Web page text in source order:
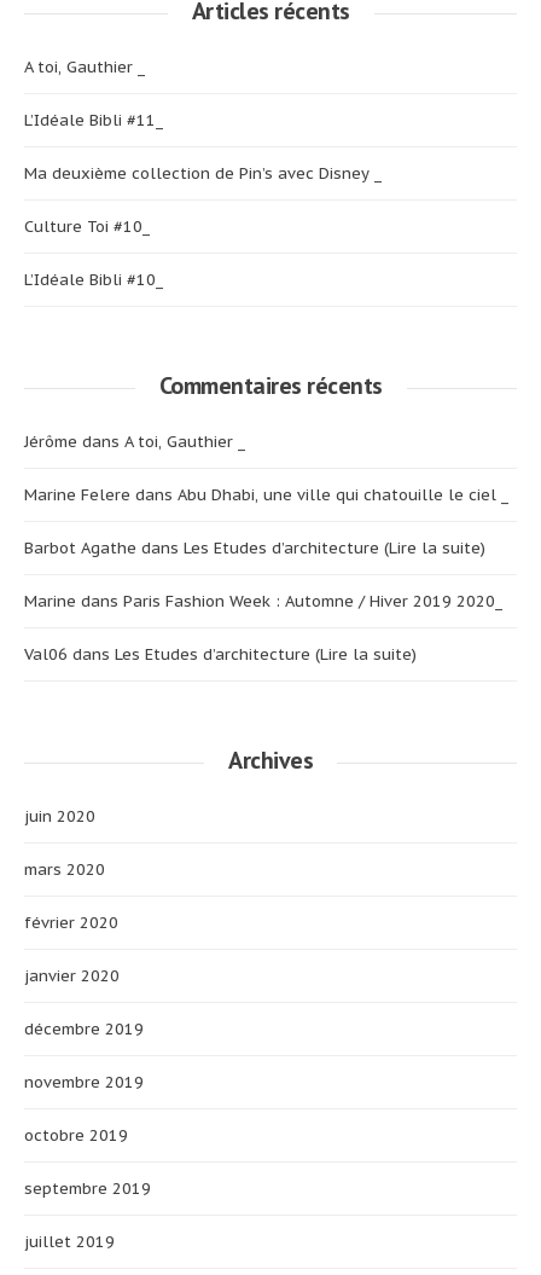
Articles récents
A toi, Gauthier _
L’Idéale Bibli #11_
Ma deuxième collection de Pin’s avec Disney _
Culture Toi #10_
L’Idéale Bibli #10_
Commentaires récents
Jérôme dans A toi, Gauthier _
Marine Felere dans Abu Dhabi, une ville qui chatouille le ciel _
Barbot Agathe dans Les Etudes d’architecture (Lire la suite)
Marine dans Paris Fashion Week : Automne / Hiver 2019 2020_
Val06 dans Les Etudes d’architecture (Lire la suite)
Archives
juin 2020
mars 2020
février 2020
janvier 2020
décembre 2019
novembre 2019
octobre 2019
septembre 2019
juillet 2019